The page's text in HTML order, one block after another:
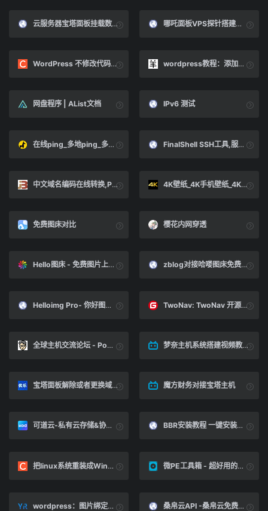
云服务器宝塔面板挂载数据盘教程 哪吒面板VPS探针搭建教程，便携服务器状态监控-小林博客
WordPress 不修改代码通过sql语句修改数据库批量增加文章阅读量_源码学习分享的博客-CSDN博客 wordpress教程：添加文章自动生成随机阅读量(点击数)的方法
网盘程序 | AList文档 IPv6 测试
在线ping_多地ping_多线路ping_持续ping_网络延迟测试_服务器延迟测试 FinalShell SSH工具,服务器管理,远程桌面加速软件,支持Windows,macOS,Linux,版本4.2.4 - FinalShell官网
中文域名编码在线转换,Punycode编码,Punycode转换 4K壁纸_4K手机壁纸_4K高清壁纸大全_电脑壁纸_4K,5K,6K,7K,8K壁纸图片素材_彼岸图网
免费图床对比 樱花内网穿透
Hello图床 - 免费图片上传-图片外链-免费公共图床 zblog对接哈喽图床免费插件
Helloimg Pro- 你好图床专业版 TwoNav: TwoNav 开源网址导航系统源码,第二代云导航,云书签管理系统
全球主机交流论坛 - Powered by Discuz! 梦奈主机系统搭建视频教程
宝塔面板解除或者更换域名绑定访问/取消IP访问限制的一些解决办法！-优乐评测网 魔方财务对接宝塔主机
可道云-私有云存储&协同办公平台_企业网盘_企业云盘_网盘_云盘 BBR安装教程 一键安装脚本 BBR/魔改/暴力/BBRplus/锐速(Lotsever) - 润信云
把linux系统重装成Windows10_linux系统重装win10_weixin-1111111的博客-CSDN博客 微PE工具箱 - 超好用的装机维护工具
wordpress：图片绑定二级域名CDN加速的方法 桑帛云API -桑帛云免费API